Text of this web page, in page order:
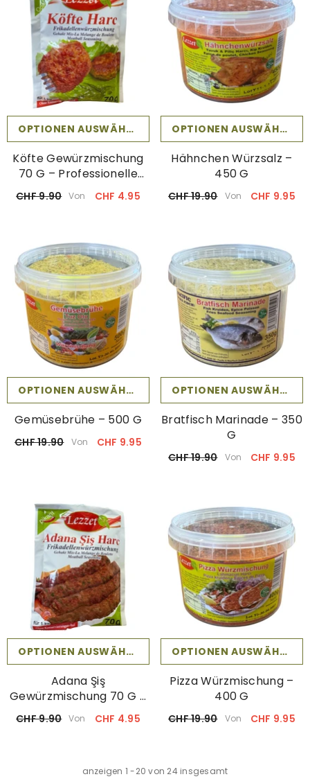
OPTIONEN AUSWÄHLEN
Köfte Gewürzmischung
70 G – Professionelle
Rezeptur
CHF 9.90 Von CHF 4.95
OPTIONEN AUSWÄHLEN
Hähnchen Würzsalz –
450 G
CHF 19.90 Von CHF 9.95
OPTIONEN AUSWÄHLEN
Gemüsebrühe – 500 G
CHF 19.90 Von CHF 9.95
OPTIONEN AUSWÄHLEN
Bratfisch Marinade – 350
G
CHF 19.90 Von CHF 9.95
OPTIONEN AUSWÄHLEN
Adana Şiş
Gewürzmischung 70 G –
Professionelle Rezeptur
CHF 9.90 Von CHF 4.95
OPTIONEN AUSWÄHLEN
Pizza Würzmischung –
400 G
CHF 19.90 Von CHF 9.95
anzeigen 1 -20 von 24 insgesamt